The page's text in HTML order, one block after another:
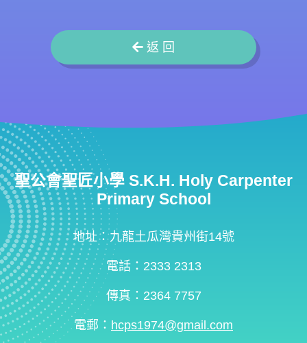
返 回
聖公會聖匠小學 S.K.H. Holy Carpenter
Primary School
地址：九龍土瓜灣貴州街14號
電話：2333 2313
傳真：2364 7757
電郵： hcps1974@gmail.com